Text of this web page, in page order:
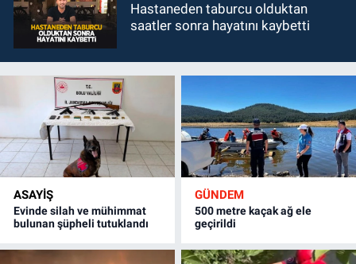
Hastaneden taburcu olduktan
saatler sonra hayatını kaybetti
ASAYİŞ
Evinde silah ve mühimmat
bulunan şüpheli tutuklandı
GÜNDEM
500 metre kaçak ağ ele
geçirildi